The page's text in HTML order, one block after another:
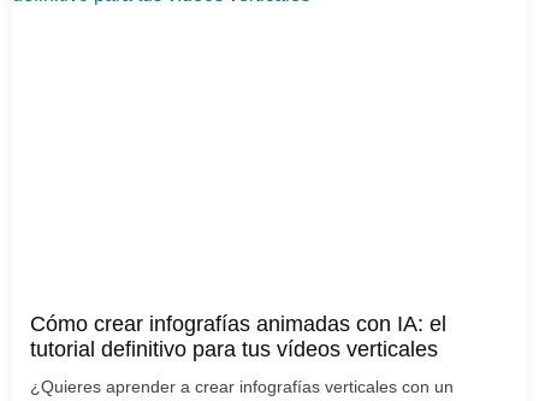
Cómo crear infografías animadas con IA: el
tutorial definitivo para tus vídeos verticales
¿Quieres aprender a crear infografías verticales con un